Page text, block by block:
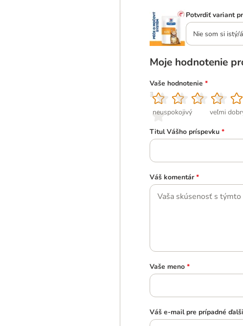
Potvrdiť variant
Nie som si istý/á
Moje hodnotenie
Vaše hodnotenie *
1
neuspokojivý
2
3
4
5
veľmi
Titul Vášho príspevku *
Váš komentár *
Vaše meno *
Váš e-mail pre prípadné